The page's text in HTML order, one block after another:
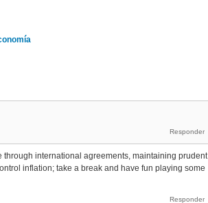
through international agreements, maintaining prudent
inflation; take a break and have fun playing some